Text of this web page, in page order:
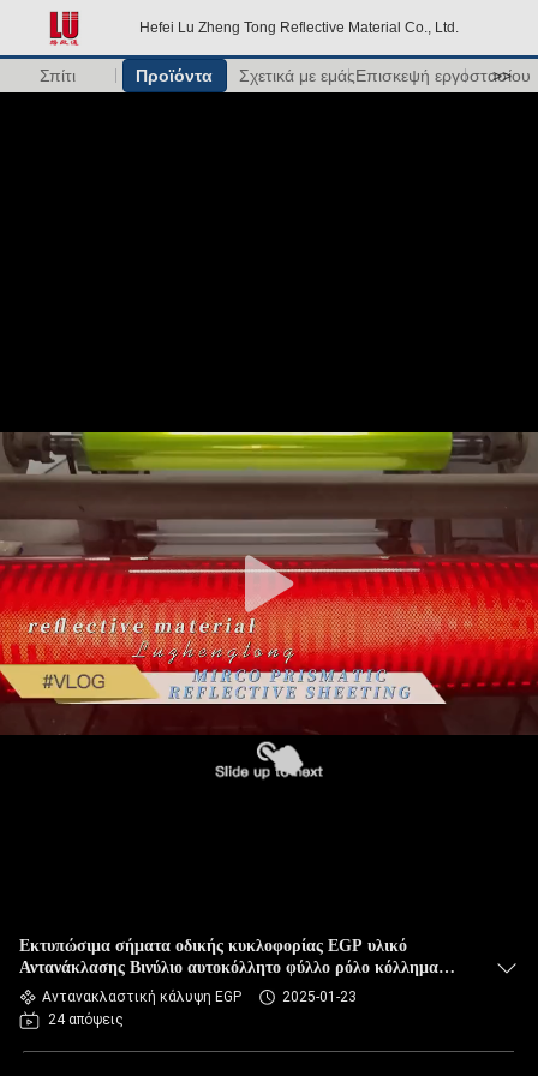
Hefei Lu Zheng Tong Reflective Material Co., Ltd.
Σπίτι Προϊόντα Σχετικά με εμάςΕπισκεψή εργοστασίου
>>
Εκτυπώσιμα σήματα οδικής κυκλοφορίας EGP υλικό
Αντανάκλασης Βινύλιο αυτοκόλλητο φύλλο ρόλο κόλλημα
Αντανάκλαση φύλλο φιλμ
Αντανακλαστική κάλυψη EGP
2025-01-23
24 απόψεις